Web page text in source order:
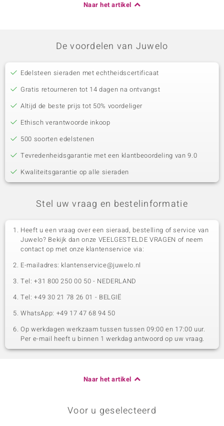
Naar het artikel
De voordelen van Juwelo
Edelsteen sieraden met echtheidscertificaat
Gratis retourneren tot 14 dagen na ontvangst
Altijd de beste prijs tot 50% voordeliger
Ethisch verantwoorde inkoop
500 soorten edelstenen
Tevredenheidsgarantie met een klantbeoordeling van 9.0
Kwaliteitsgarantie op alle sieraden
Stel uw vraag en bestelinformatie
Heeft u een vraag over een sieraad, bestelling of service van
Juwelo? Bekijk dan onze VEELGESTELDE VRAGEN of neem
contact op met onze klantenservice via:
E-mailadres: klantenservice@juwelo.nl
Tel: +31 800 250 00 50 - NEDERLAND
Tel: +49 30 21 78 26 01 - BELGIË
WhatsApp: +49 17 47 68 94 50
Op werkdagen werkzaam tussen tussen 09:00 en 17:00 uur.
Per e-mail heeft u binnen 1 werkdag antwoord op uw vraag.
Naar het artikel
Voor u geselecteerd